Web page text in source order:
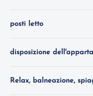
posti letto
disposizione
Relax, balneazione,